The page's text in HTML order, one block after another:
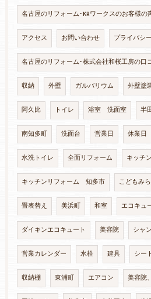
名古屋のリフォーム･KRワークスのお客様の
アクセス お問い合わせ プライバシ
名古屋のリフォーム･株式会社和桜工房の口
収納 外壁 ガルバリウム 外壁塗
阿久比 トイレ 浴室 洗面室 半
南知多町 洗面台 営業日 休業日
水洗トイレ 全面リフォーム キッチ
キッチンリフォーム 知多市 こどもみ
畳表替え 美浜町 和室 エコキュ
ダイキンエコキュート 美容院 シャ
営業カレンダー 水栓 建具 シー
収納棚 東浦町 エアコン 美容院